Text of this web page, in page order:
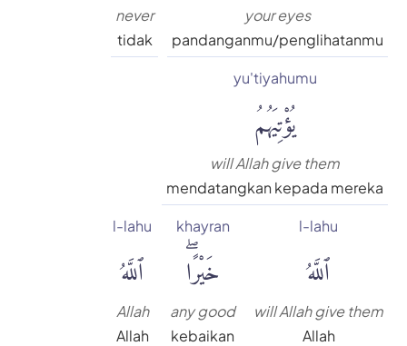
your eyes
pandanganmu/penglihatanmu
never
tidak
yu'tiyahumu
يُؤْتِيَهُمُ
will Allah give them
mendatangkan kepada mereka
l-lahu
ٱللَّهُ
will Allah give them
Allah
khayran
خَيْرًاۖ
any good
kebaikan
l-lahu
ٱللَّهُ
Allah
Allah